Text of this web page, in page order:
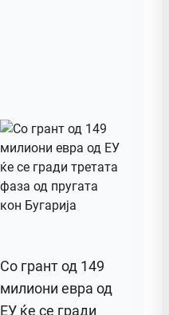
Со грант од 149
милиони евра од
ЕУ ќе се гради